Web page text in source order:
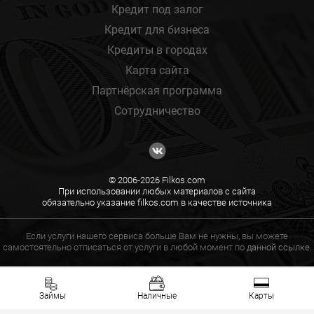
Займы Наличные Карты
Кредит под залог
Кредит для бизнеса
Кредиты в городах
Карта сайта
Партнёрская программа
Сотрудничество
© 2006-2026 Filkos.com
При использовании любых материалов с сайта
обязательно указание filkos.com в качестве источника
Если услуги нашего сервиса больше Вам не нужны, вы можете
самостоятельно отписаться от услуги в любой момент по данной ссылке.